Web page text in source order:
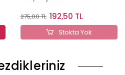
275,00 TL 192,50 TL
Stokta Yok